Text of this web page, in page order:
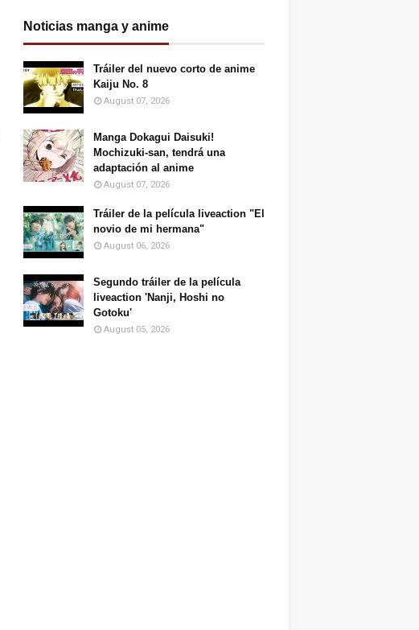
Noticias manga y anime
Tráiler del nuevo corto de anime
Kaiju No. 8
August 07, 2026
Manga Dokagui Daisuki!
Mochizuki-san, tendrá una
adaptación al anime
August 07, 2026
Tráiler de la película liveaction "El
novio de mi hermana"
August 06, 2026
Segundo tráiler de la película
liveaction 'Nanji, Hoshi no
Gotoku'
August 05, 2026